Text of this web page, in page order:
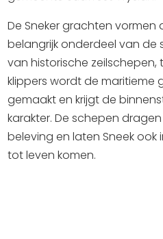
De Friese meren
Other languages
UITagenda
Routes
De Sneker grachten vormen
belangrijk onderdeel van de
van historische zeilschepen,
klippers wordt de maritieme
gemaakt en krijgt de
karakter. De schepen
beleving en laten Sneek
tot leven komen.